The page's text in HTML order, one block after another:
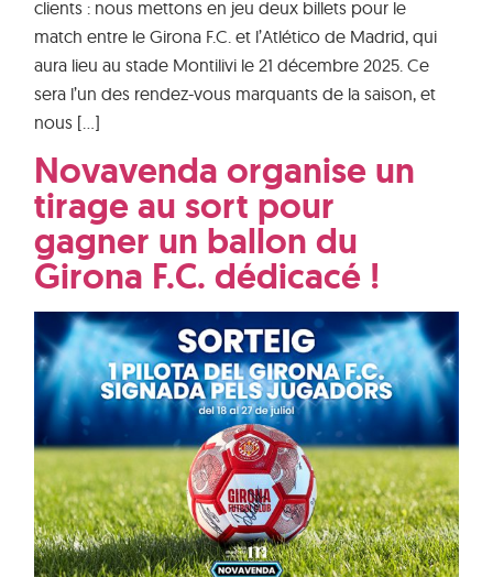
clients : nous mettons en jeu deux billets pour le
match entre le Girona F.C. et l’Atlético de Madrid, qui
aura lieu au stade Montilivi le 21 décembre 2025. Ce
sera l’un des rendez-vous marquants de la saison, et
nous […]
Novavenda organise un
tirage au sort pour
gagner un ballon du
Girona F.C. dédicacé !